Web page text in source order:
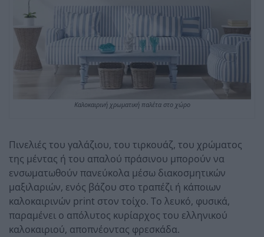
Καλοκαιρινή χρωματική παλέτα στο χώρο
Πινελιές του γαλάζιου, του τιρκουάζ, του χρώματος
της μέντας ή του απαλού πράσινου μπορούν να
ενσωματωθούν πανεύκολα μέσω διακοσμητικών
μαξιλαριών, ενός βάζου στο τραπέζι ή κάποιων
καλοκαιρινών print στον τοίχο. Το λευκό, φυσικά,
παραμένει ο απόλυτος κυρίαρχος του ελληνικού
καλοκαιριού, αποπνέοντας φρεσκάδα.